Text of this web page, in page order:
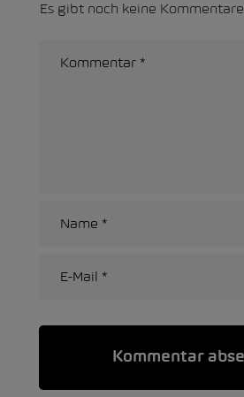
Es gibt noch keine Kommentare.